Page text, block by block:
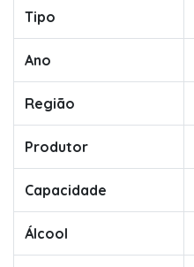
Tipo
Ano
Região
Produtor
Capacidade
Álcool